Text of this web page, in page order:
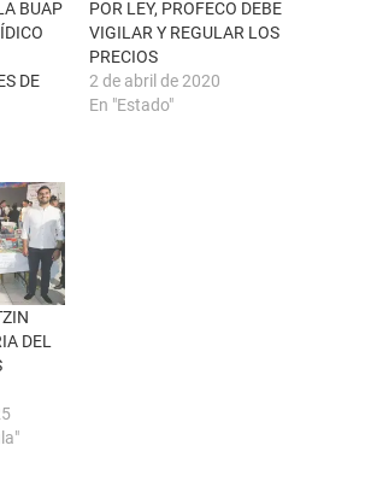
BUAP
DE
POR LEY, PROFECO DEBE
VIGILAR Y REGULAR LOS
PRECIOS
2 de abril de 2020
En "Estado"
DEL